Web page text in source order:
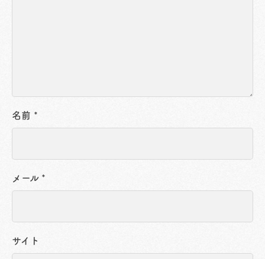
名前 *
メール *
サイト